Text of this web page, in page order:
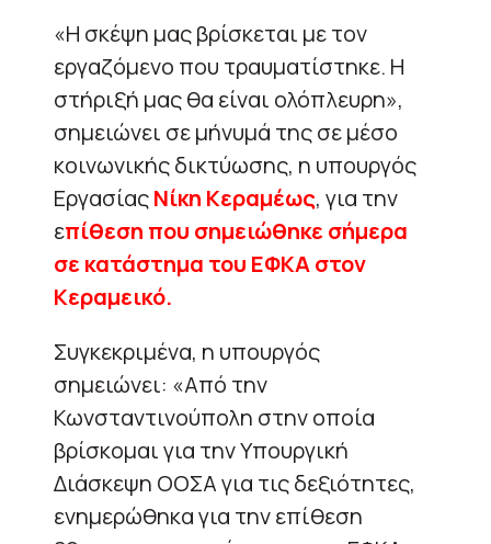
«Η σκέψη μας βρίσκεται με τον
εργαζόμενο που τραυματίστηκε. Η
στήριξή μας θα είναι ολόπλευρη»,
σημειώνει σε μήνυμά της σε μέσο
κοινωνικής δικτύωσης, η υπουργός
ΕργασίαςΝίκη Κεραμέως, για την
επίθεση που σημειώθηκε σήμερα
σε κατάστημα του ΕΦΚΑ στον
Κεραμεικό.
Συγκεκριμένα, η υπουργός
σημειώνει: «Από την
Κωνσταντινούπολη στην οποία
βρίσκομαι για την Υπουργική
Διάσκεψη ΟΟΣΑ για τις δεξιότητες,
ενημερώθηκα για την επίθεση